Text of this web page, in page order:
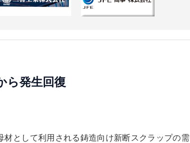
ら発生回復
として利用される鋳造向け新断スクラップの需